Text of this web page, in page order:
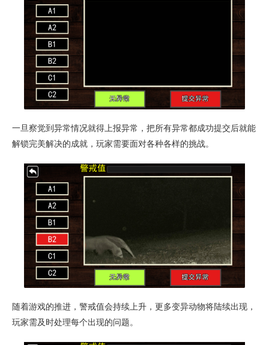
一旦察觉到异常情况就得上报异常，把所有异常都成功提交后就能
解锁完美解决的成就，玩家需要面对各种各样的挑战。
随着游戏的推进，警戒值会持续上升，更多变异动物将陆续出现，
玩家需及时处理每个出现的问题。